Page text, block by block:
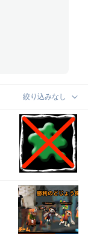
絞り込みなし